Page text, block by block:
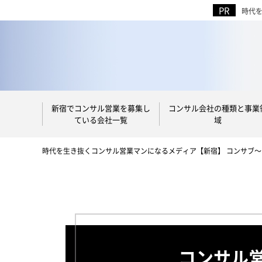
時代
新宿でコンサル営業を募集し
ている会社一覧
コンサル会社の種類と事業
域
時代を生き抜くコンサル営業マンになるメディア【新宿】 コンサブ
コンサル